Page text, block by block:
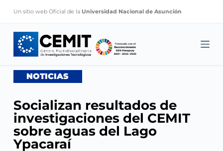
S
o
n
e
Un sitio web Oficial de la Universidad Nacional de Asunción
NOTICIAS
Socializan resultados de
investigaciones del CEMIT
sobre aguas del Lago
Ypacaraí